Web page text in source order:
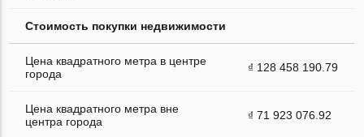
Стоимость покупки недвижимости
Цена квадратного метра в центре
города
₫ 128 458 190.79
Цена квадратного метра вне
центра города
₫ 71 923 076.92